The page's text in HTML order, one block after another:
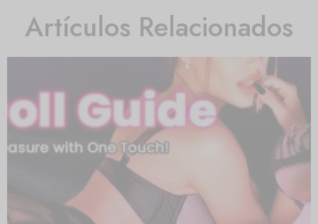
Artículos Relacionados